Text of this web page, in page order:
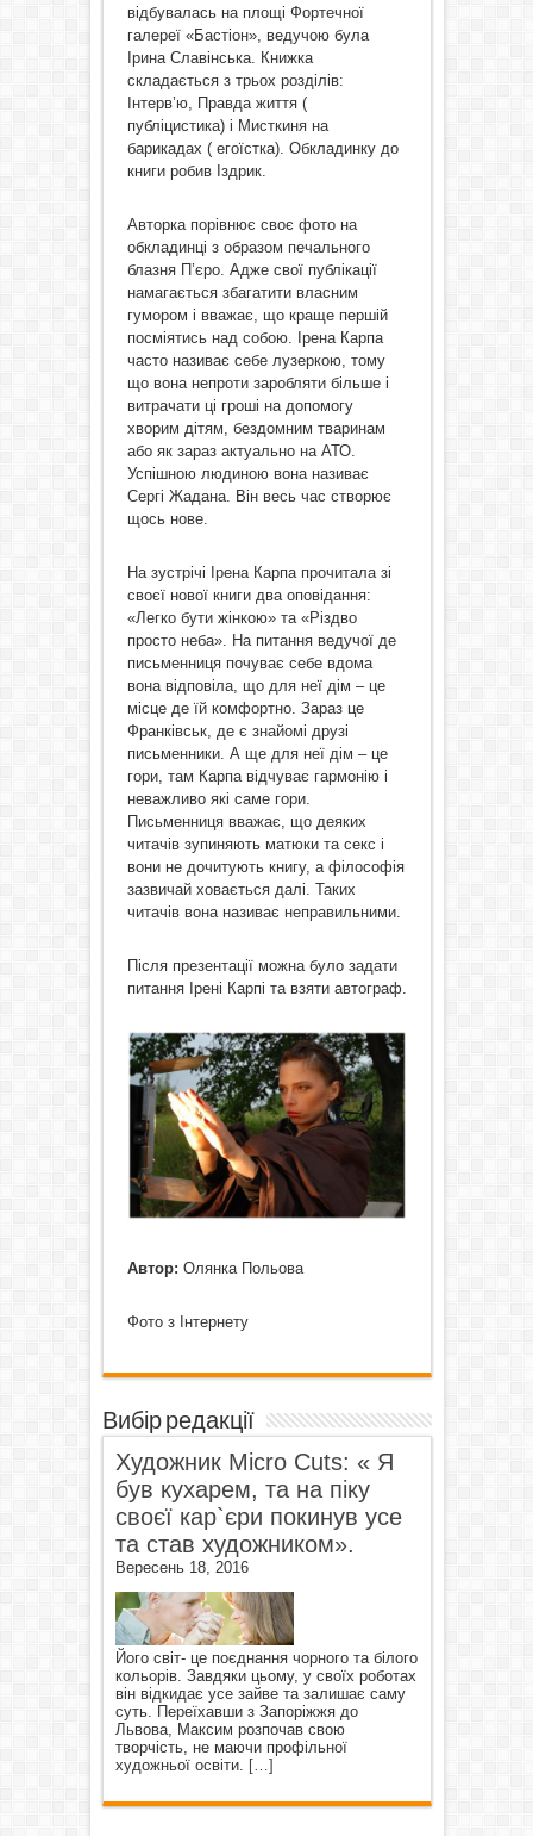
відбувалась на площі Фортечної
галереї «Бастіон», ведучою була
Ірина Славінська. Книжка
складається з трьох розділів:
Інтерв’ю, Правда життя (
публіцистика) і Мисткиня на
барикадах ( егоїстка). Обкладинку до
книги робив Іздрик.
Авторка порівнює своє фото на
обкладинці з образом печального
блазня П’єро. Адже свої публікації
намагається збагатити власним
гумором і вважає, що краще першій
посміятись над собою. Ірена Карпа
часто називає себе лузеркою, тому
що вона непроти заробляти більше і
витрачати ці гроші на допомогу
хворим дітям, бездомним тваринам
або як зараз актуально на АТО.
Успішною людиною вона називає
Сергі Жадана. Він весь час створює
щось нове.
На зустрічі Ірена Карпа прочитала зі
своєї нової книги два оповідання:
«Легко бути жінкою» та «Різдво
просто неба». На питання ведучої де
письменниця почуває себе вдома
вона відповіла, що для неї дім – це
місце де їй комфортно. Зараз це
Франківськ, де є знайомі друзі
письменники. А ще для неї дім – це
гори, там Карпа відчуває гармонію і
неважливо які саме гори.
Письменниця вважає, що деяких
читачів зупиняють матюки та секс і
вони не дочитують книгу, а філософія
зазвичай ховається далі. Таких
читачів вона називає неправильними.
Після презентації можна було задати
питання Ірені Карпі та взяти автограф.
Автор: Олянка Польова
Фото з Інтернету
Вибір редакції
Художник Micro Cuts: « Я
був кухарем, та на піку
своєї кар`єри покинув усе
та став художником».
Вересень 18, 2016
Його світ- це поєднання чорного та білого
кольорів. Завдяки цьому, у своїх роботах
він відкидає усе зайве та залишає саму
суть. Переїхавши з Запоріжжя до
Львова, Максим розпочав свою
творчість, не маючи профільної
художньої освіти.
[…]